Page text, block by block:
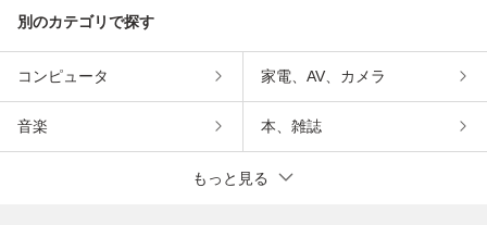
別のカテゴリで探す
コンピュータ 家電、AV、カメラ
音楽 本、雑誌
もっと見る